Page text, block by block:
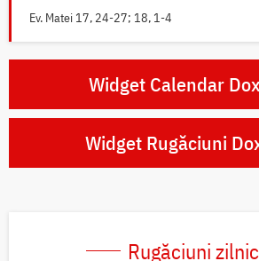
Ev. Matei 17, 24-27; 18, 1-4
Widget Calendar
Widget Rugăciuni
Rugăciuni